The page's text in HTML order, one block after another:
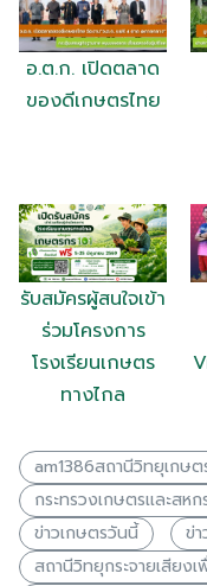
อ.ต.ก. เปิดตลาด
ของดีเกษตรไทย
รับสมัครผู้สนใจเข้า
ร่วมโครงการ
โรงเรียนเกษตร
ทางไกล
am1386สถานีวิทยุเกษต
กระทรวงเกษตรเเละสห
ข่าวเกษตรวันนี้
ข่
สถานีวิทยุกระจายเสียงเ